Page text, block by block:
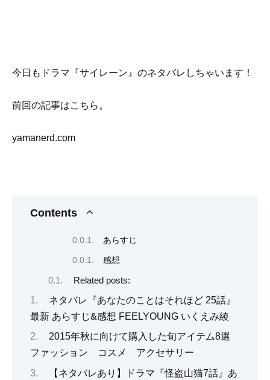
今日もドラマ『サイレーン』のネタバレしちゃいます！
前回の記事はこちら。
yamanerd.com
Contents
あらすじ
感想
Related posts:
ネタバレ『あなたのことはそれほど 25話』
最新 あらすじ&感想 FEELYOUNG いくえみ綾
2015年秋に向けて購入した旬アイテム8選
ファッション コスメ アクセサリー
【ネタバレあり】ドラマ『怪盗山猫7話』あ